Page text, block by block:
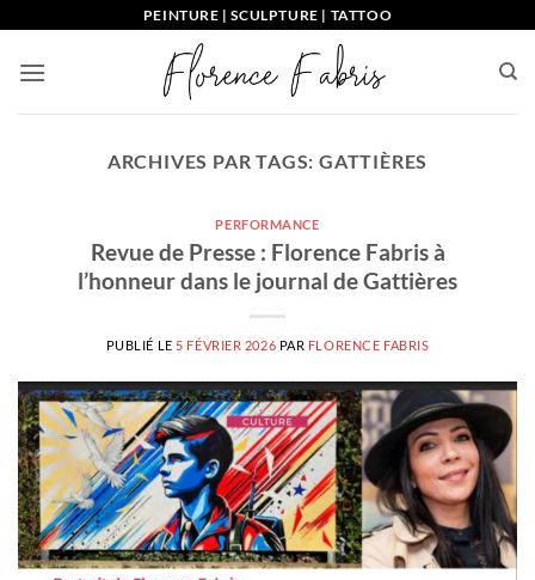
contenu
PEINTURE | SCULPTURE | TATTOO
ARCHIVES PAR TAGS: GATTIÈRES
PERFORMANCE
Revue de Presse : Florence Fabris à
l’honneur dans le journal de Gattières
PUBLIÉ LE 5 FÉVRIER 2026 PAR FLORENCE FABRIS